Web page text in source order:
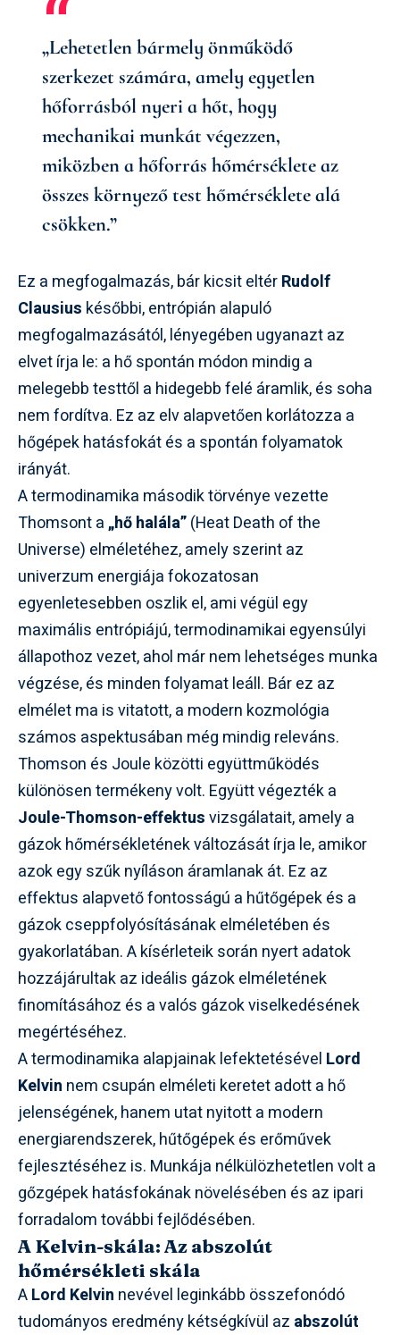
„Lehetetlen bármely önműködő
szerkezet számára, amely egyetlen
hőforrásból nyeri a hőt, hogy
mechanikai munkát végezzen,
miközben a hőforrás hőmérséklete az
összes környező test hőmérséklete alá
csökken.”
Ez a megfogalmazás, bár kicsit eltérRudolf
Clausius későbbi, entrópián alapuló
megfogalmazásától, lényegében ugyanazt az
elvet írja le: a hő spontán módon mindig a
melegebb testtől a hidegebb felé áramlik, és soha
nem fordítva. Ez az elv alapvetően korlátozza a
hőgépek hatásfokát és a spontán folyamatok
irányát.
A termodinamika második törvénye vezette
Thomsont a„hő halála”(Heat Death of the
Universe) elméletéhez, amely szerint az
univerzum energiája fokozatosan
egyenletesebben oszlik el, ami végül egy
maximális entrópiájú, termodinamikai egyensúlyi
állapothoz vezet, ahol már nem lehetséges munka
végzése, és minden folyamat leáll. Bár ez az
elmélet ma is vitatott, a modern kozmológia
számos aspektusában még mindig releváns.
Thomson és Joule közötti együttműködés
különösen termékeny volt. Együtt végezték a
Joule-Thomson-effektusvizsgálatait, amely a
gázok hőmérsékletének változását írja le, amikor
azok egy szűk nyíláson áramlanak át. Ez az
effektus alapvető fontosságú a hűtőgépek és a
gázok cseppfolyósításának elméletében és
gyakorlatában. A kísérleteik során nyert adatok
hozzájárultak az ideális gázok elméletének
finomításához és a valós gázok viselkedésének
megértéséhez.
A termodinamika alapjainak lefektetésével Lord
Kelvin nem csupán elméleti keretet adott a hő
jelenségének, hanem utat nyitott a modern
energiarendszerek, hűtőgépek és erőművek
fejlesztéséhez is. Munkája nélkülözhetetlen volt a
gőzgépek hatásfokának növelésében és az ipari
forradalom további fejlődésében.
A Kelvin-skála: Az abszolút
hőmérsékleti skála
ALord Kelvin nevével leginkább összefonódó
tudományos eredmény kétségkívül az abszolút